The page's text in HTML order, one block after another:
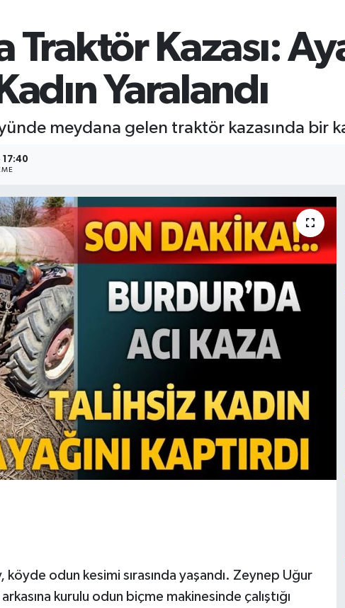
Traktör Kazası:
Yaralandı
meydana gelen traktör kazasında bir
17:40
odun kesimi sırasında yaşandı. Zeynep Uğur
kurulu odun biçme makinesinde çalıştığı